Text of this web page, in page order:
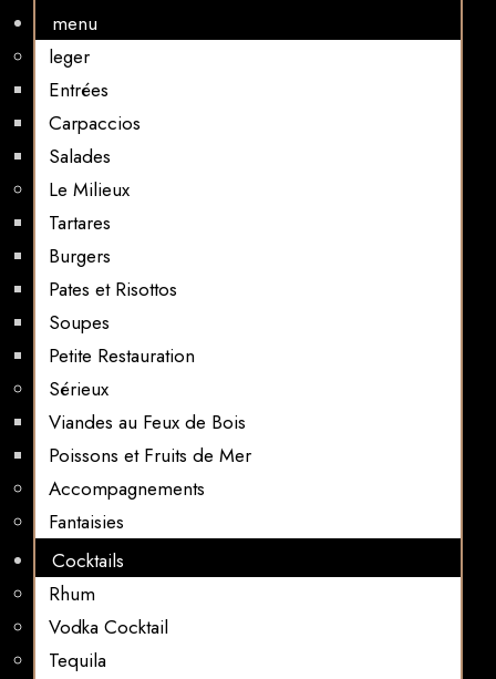
menu
leger
Entrées
Carpaccios
Salades
Le Milieux
Tartares
Burgers
Pates et Risottos
Soupes
Petite Restauration
Sérieux
Viandes au Feux de Bois
Poissons et Fruits de Mer
Accompagnements
Fantaisies
Cocktails
Rhum
Vodka Cocktail
Tequila